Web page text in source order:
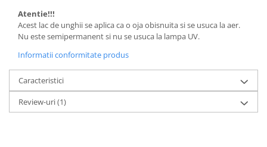
Atentie!!!
Acest lac de unghii se aplica ca o oja obisnuita si se usuca la aer.
Nu este semipermanent si nu se usuca la lampa UV.
Informatii conformitate produs
Caracteristici
Review-uri(1)